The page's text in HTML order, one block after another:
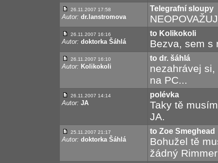
26.11.2007 17:58
Autor: dr.lanstromova
Telegrafní sloupy
26.11.2007 16:16
Autor: doktorka Šáhlá
to Kolikokoli
Bezva, sem s
26.11.2007 16:10
Autor: Kolikokoli
to dr. šáhlá
nezahrávej
na PC...
26.11.2007 14:14
Autor: JA
polévka
Taky tě
JA.
25.11.2007 21:17
Autor: doktorka Šáhlá
to Zoe Smeghead
Bohužel tě
žádný